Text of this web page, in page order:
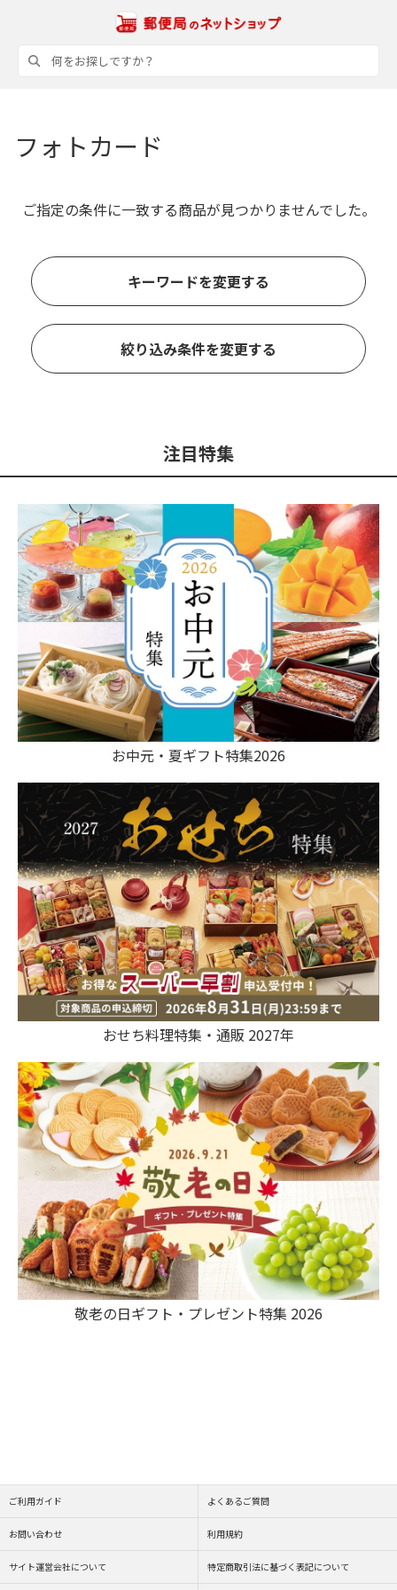
フォトカード
ご指定の条件に一致する商品が見つかりませんでした。
キーワードを変更する
絞り込み条件を変更する
注目特集
お中元・夏ギフト特集2026
おせち料理特集・通販 2027年
敬老の日ギフト・プレゼント特集 2026
ご利用ガイド よくあるご質問
お問い合わせ 利用規約
サイト運営会社について 特定商取引法に基づく表記について